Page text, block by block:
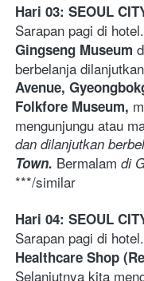
Hari 03: SEOUL
Sarapan pagi di
Gingseng Museum
berbelanja
Avenue,
Folkfore Museum,
mengunjungu atau
dan dilanjutkan
Town. Bermalam di
***/similar
Hari 04: SEOUL
Healthcare Shop
Selanjutnya kita